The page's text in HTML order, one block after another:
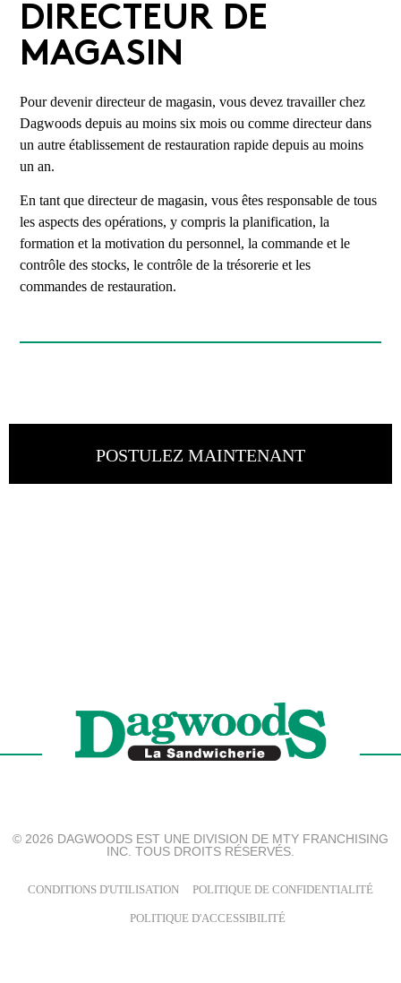
DIRECTEUR DE
MAGASIN
Pour devenir directeur de magasin, vous devez travailler chez
Dagwoods depuis au moins six mois ou comme directeur dans
un autre établissement de restauration rapide depuis au moins
un an.
En tant que directeur de magasin, vous êtes responsable de tous
les aspects des opérations, y compris la planification, la
formation et la motivation du personnel, la commande et le
contrôle des stocks, le contrôle de la trésorerie et les
commandes de restauration.
POSTULEZ MAINTENANT
© 2026 DAGWOODS EST UNE DIVISION DE MTY FRANCHISING
INC. TOUS DROITS RÉSERVÉS.
CONDITIONS D'UTILISATION POLITIQUE DE CONFIDENTIALITÉ
POLITIQUE D'ACCESSIBILITÉ